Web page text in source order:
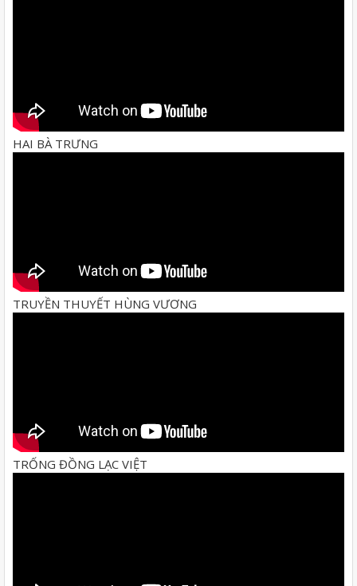
HAI BÀ TRƯNG
TRUYỀN THUYẾT HÙNG VƯƠNG
TRỐNG ĐỒNG LẠC VIỆT